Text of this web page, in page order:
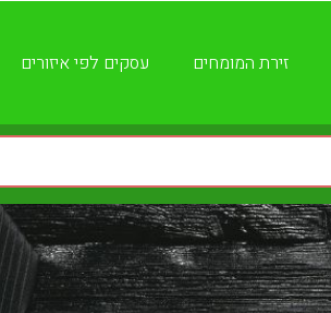
זירת המומחים עסקים לפי איזורים